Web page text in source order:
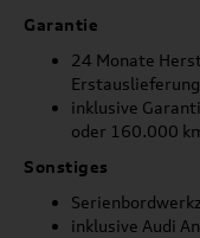
Garantie
24 Monate
Erstauslieferung
inklusive
oder 160.000
Sonstiges
inklusive Audi